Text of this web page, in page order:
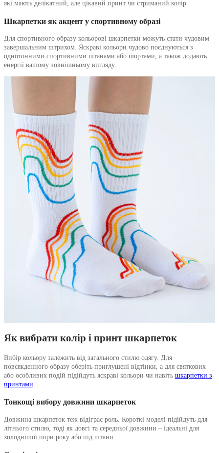
які мають делікатний, але цікавий принт чи стриманий колір.
Шкарпетки як акцент у спортивному образі
Для спортивного образу кольорові шкарпетки можуть стати чудовим
завершальним штрихом. Яскраві кольори чудово поєднуються з
однотонними спортивними штанами або шортами, а також додають
енергії вашому зовнішньому вигляду.
Як вибрати колір і принт шкарпеток
Вибір кольору залежить від загального стилю одягу. Для
повсякденного образу оберіть приглушені відтінки, а для святкових
або особливих подій підійдуть яскраві кольори чи навіть шкарпетки з
принтами
Тонкощі вибору довжини шкарпеток
Довжина шкарпеток теж відіграє роль. Короткі моделі підійдуть для
літнього стилю, тоді як довгі та середньої довжини – ідеальні для
холоднішої пори року або під штани.